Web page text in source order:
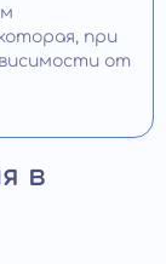
при
от
в